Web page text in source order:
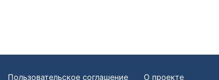
Пользовательское соглашение
О проекте